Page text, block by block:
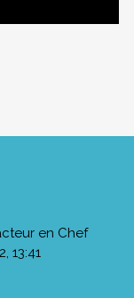
en Chef
13:41